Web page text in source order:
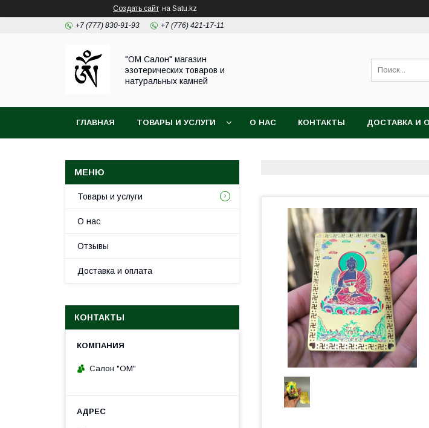
Создать сайт на Satu.kz
+7 (777) 830-91-93 +7 (776) 421-17-11
"ОМ Салон" магазин
эзотерических товаров и
натуральных камней
ГЛАВНАЯ ТОВАРЫ И УСЛУГИ О НАС КОНТАКТЫ ДОСТАВКА И
Товары и услуги
О нас
Отзывы
Доставка и оплата
КОНТАКТЫ
Салон "ОМ"